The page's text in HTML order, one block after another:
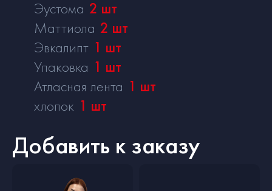
Эустома 2 шт
Маттиола 2 шт
Эвкалипт 1 шт
Упаковка 1 шт
Атласная лента 1 шт
хлопок 1 шт
Добавить к заказу